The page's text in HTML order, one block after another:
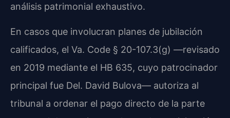
análisis patrimonial exhaustivo.
En casos que involucran planes de jubilación
calificados, el Va. Code § 20-107.3(g) —revisado
en 2019 mediante el HB 635, cuyo patrocinador
principal fue Del. David Bulova— autoriza al
tribunal a ordenar el pago directo de la parte